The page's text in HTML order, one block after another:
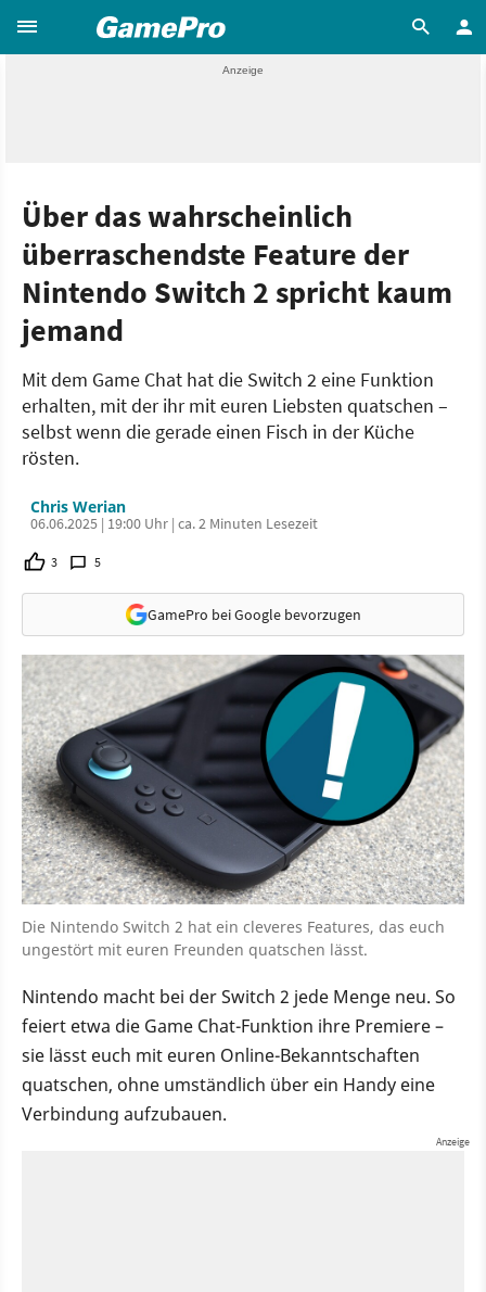
Über das wahrscheinlich
überraschendste Feature der
Nintendo Switch 2 spricht kaum
jemand
Mit dem Game Chat hat die Switch 2 eine Funktion
erhalten, mit der ihr mit euren Liebsten quatschen –
selbst wenn die gerade einen Fisch in der Küche
rösten.
Chris Werian
06.06.2025 | 19:00 Uhr | ca. 2 Minuten Lesezeit
3 5
GamePro bei Google bevorzugen
Die Nintendo Switch 2 hat ein cleveres Features, das euch
ungestört mit euren Freunden quatschen lässt.
Nintendo macht bei der Switch 2 jede Menge neu. So
feiert etwa die Game Chat-Funktion ihre Premiere –
sie lässt euch mit euren Online-Bekanntschaften
quatschen, ohne umständlich über ein Handy eine
Verbindung aufzubauen.